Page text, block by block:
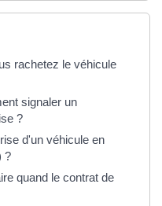
rachetez le véhicule
signaler un
?
d'un véhicule en
?
quand le contrat de